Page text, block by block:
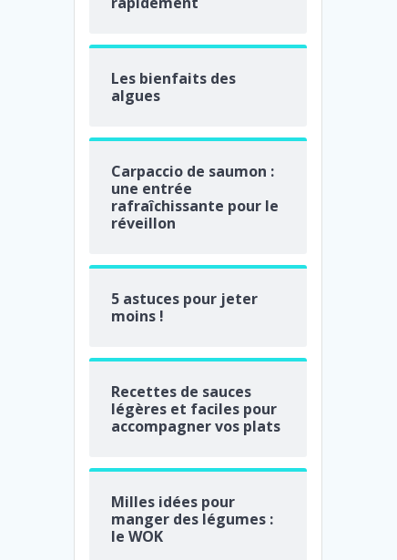
Les bienfaits des
algues
Carpaccio de saumon :
une entrée
rafraîchissante pour le
réveillon
5 astuces pour jeter
moins !
Recettes de sauces
légères et faciles pour
accompagner vos plats
Milles idées pour
manger des légumes :
le WOK